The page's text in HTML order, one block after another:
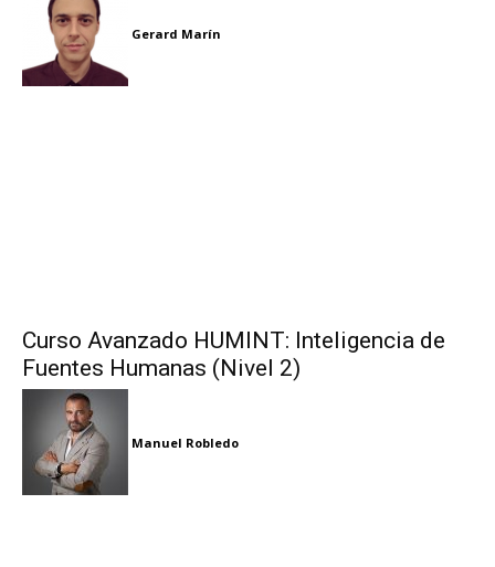
Gerard Marín
Curso Avanzado HUMINT: Inteligencia de
Fuentes Humanas (Nivel 2)
Manuel Robledo